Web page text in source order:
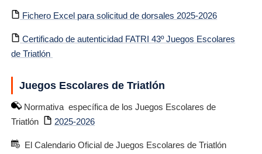
Fichero Excel para solicitud de dorsales 2025-2026
Certificado de autenticidad FATRI 43º Juegos Escolares
de Triatlón
Juegos Escolares de Triatlón
Normativa específica de los Juegos Escolares de
Triatlón
2025-2026
El Calendario Oficial de Juegos Escolares de Triatlón